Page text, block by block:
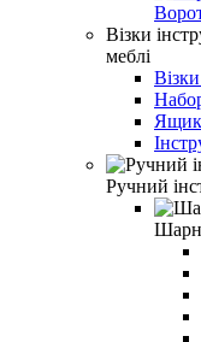
Візки
меблі
Ящик
Ручний